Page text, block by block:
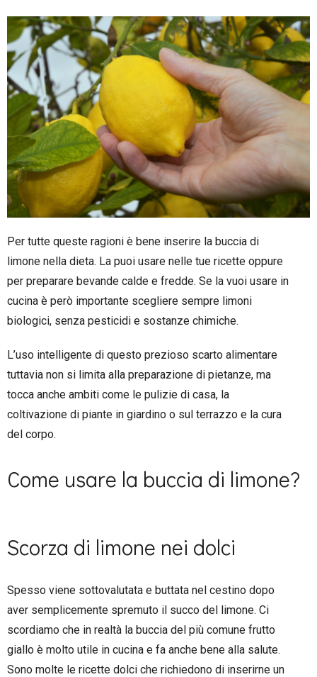
Per tutte queste ragioni è bene inserire la buccia di
limone nella dieta. La puoi usare nelle tue ricette oppure
per preparare bevande calde e fredde. Se la vuoi usare in
cucina è però importante scegliere sempre limoni
biologici, senza pesticidi e sostanze chimiche.
L’uso intelligente di questo prezioso scarto alimentare
tuttavia non si limita alla preparazione di pietanze, ma
tocca anche ambiti come le pulizie di casa, la
coltivazione di piante in giardino o sul terrazzo e la cura
del corpo.
Come usare la buccia di limone?
Scorza di limone nei dolci
Spesso viene sottovalutata e buttata nel cestino dopo
aver semplicemente spremuto il succo del limone. Ci
scordiamo che in realtà la buccia del più comune frutto
giallo è molto utile in cucina e fa anche bene alla salute.
Sono molte le ricette dolci che richiedono di inserirne un